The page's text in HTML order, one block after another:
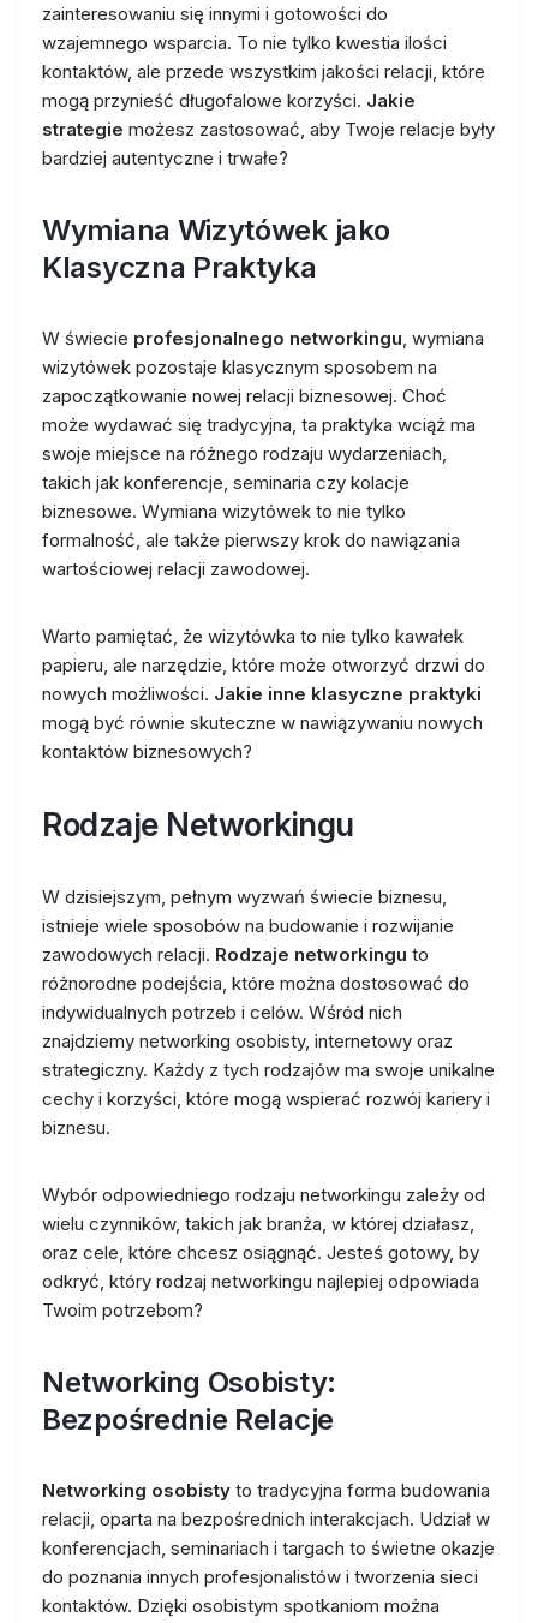
zainteresowaniu się innymi i gotowości do
wzajemnego wsparcia. To nie tylko kwestia ilości
kontaktów, ale przede wszystkim jakości relacji, które
mogą przynieść długofalowe korzyści. Jakie
strategie możesz zastosować, aby Twoje relacje były
bardziej autentyczne i trwałe?
Wymiana Wizytówek jako
Klasyczna Praktyka
W świecie profesjonalnego networkingu, wymiana
wizytówek pozostaje klasycznym sposobem na
zapoczątkowanie nowej relacji biznesowej. Choć
może wydawać się tradycyjna, ta praktyka wciąż ma
swoje miejsce na różnego rodzaju wydarzeniach,
takich jak konferencje, seminaria czy kolacje
biznesowe. Wymiana wizytówek to nie tylko
formalność, ale także pierwszy krok do nawiązania
wartościowej relacji zawodowej.
Warto pamiętać, że wizytówka to nie tylko kawałek
papieru, ale narzędzie, które może otworzyć drzwi do
nowych możliwości. Jakie inne klasyczne praktyki
mogą być równie skuteczne w nawiązywaniu nowych
kontaktów biznesowych?
Rodzaje Networkingu
W dzisiejszym, pełnym wyzwań świecie biznesu,
istnieje wiele sposobów na budowanie i rozwijanie
zawodowych relacji. Rodzaje networkingu to
różnorodne podejścia, które można dostosować do
indywidualnych potrzeb i celów. Wśród nich
znajdziemy networking osobisty, internetowy oraz
strategiczny. Każdy z tych rodzajów ma swoje unikalne
cechy i korzyści, które mogą wspierać rozwój kariery i
biznesu.
Wybór odpowiedniego rodzaju networkingu zależy od
wielu czynników, takich jak branża, w której działasz,
oraz cele, które chcesz osiągnąć. Jesteś gotowy, by
odkryć, który rodzaj networkingu najlepiej odpowiada
Twoim potrzebom?
Networking Osobisty:
Bezpośrednie Relacje
Networking osobisty to tradycyjna forma budowania
relacji, oparta na bezpośrednich interakcjach. Udział w
konferencjach, seminariach i targach to świetne okazje
do poznania innych profesjonalistów i tworzenia sieci
kontaktów. Dzięki osobistym spotkaniom można